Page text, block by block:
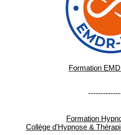
Formation
Formation
Collège d'Hypnose &